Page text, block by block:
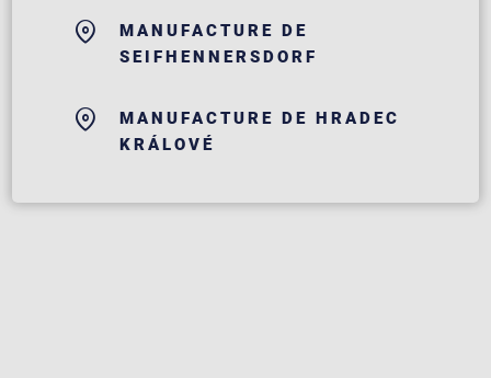
MANUFACTURE DE
SEIFHENNERSDORF
MANUFACTURE DE HRADEC
KRÁLOVÉ